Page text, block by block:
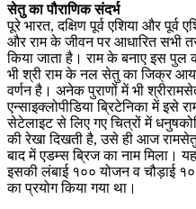
सेतु का पौराणिक संदर्भ
पूरे भारत, दक्षिण पूर्व एशिया और
और राम के जीवन पर आधारित सभी
किया जाता है। राम के बनाए इस पुल
भी श्री राम के नल सेतु का जिक्र
वर्णन है। अनेक पुराणों में भी
एन्साइक्लोपीडिया ब्रिटेनिका में इसे
सेटेलाइट से लिए गए चित्रों में
की रेखा दिखती है, उसे ही आज
बाद में एडम्स ब्रिज का नाम मिला।
इसकी लंबाई १०० योजन व चौड़ाई
का प्रयोग किया गया था।